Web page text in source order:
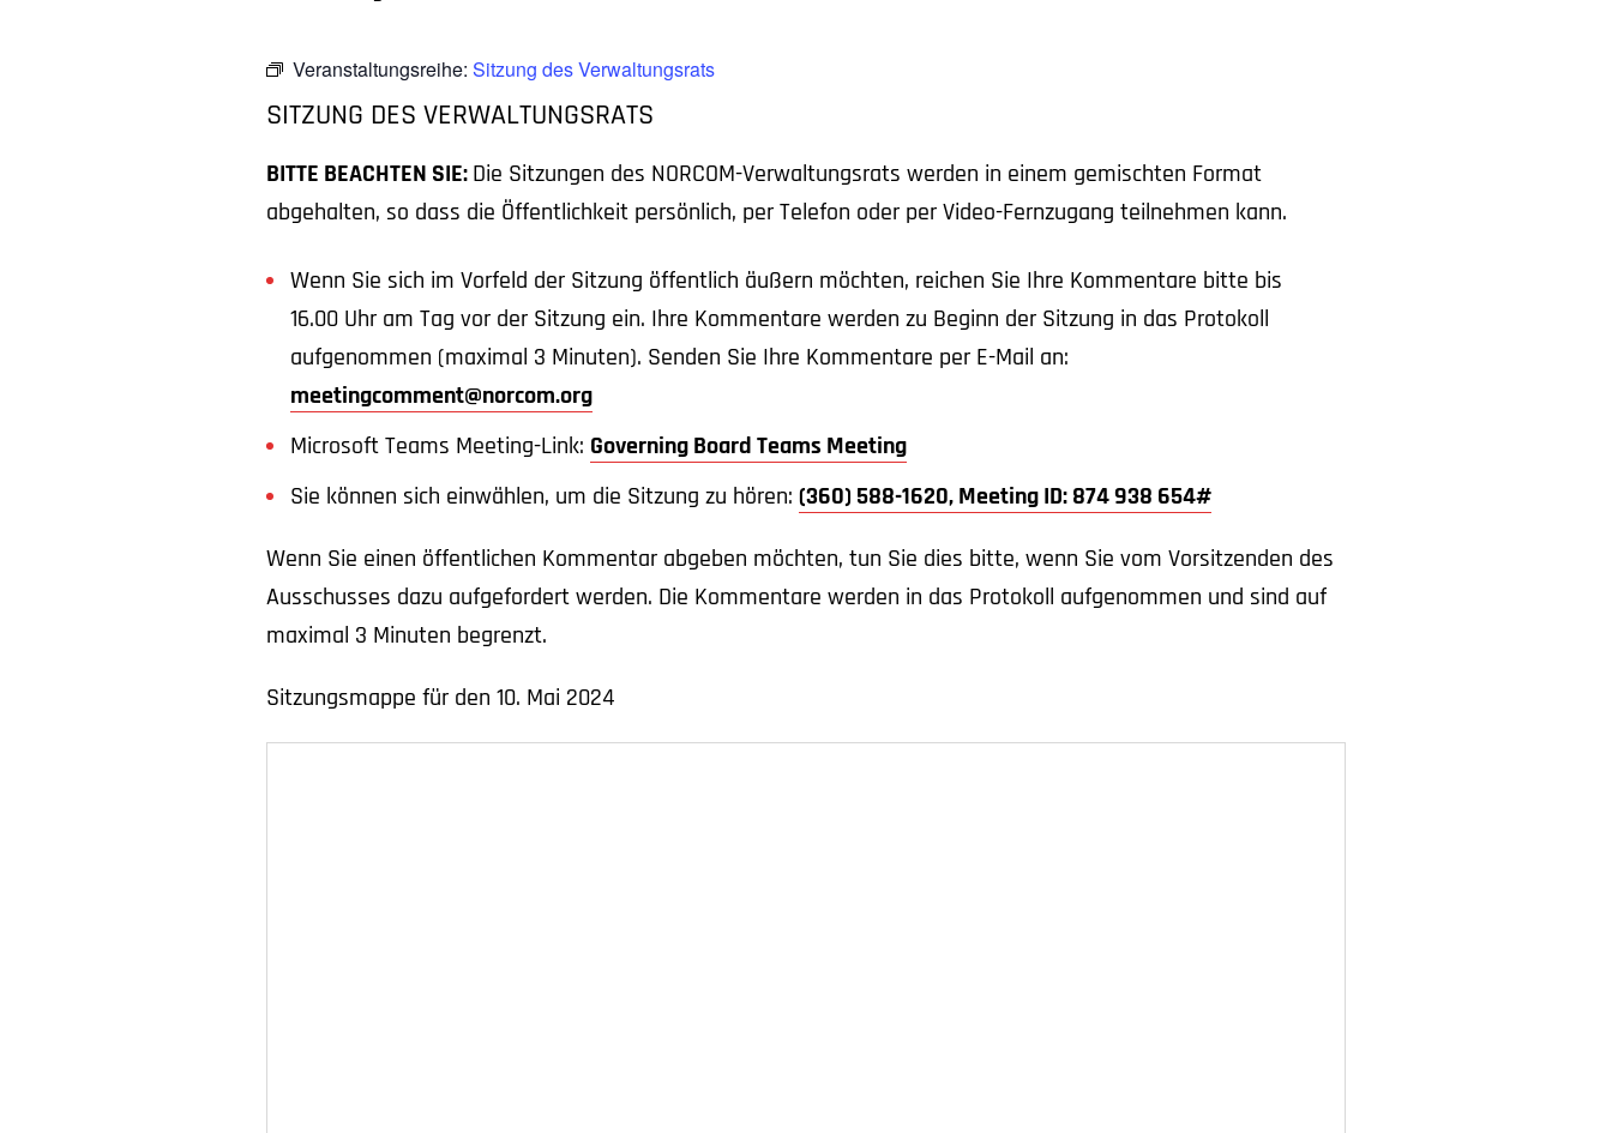
Veranstaltungsreihe: Sitzung des Verwaltungsrats
SITZUNG DES VERWALTUNGSRATS
BITTE BEACHTEN SIE: Die Sitzungen des NORCOM-Verwaltungsrats werden in einem gemischten Format
abgehalten, so dass die Öffentlichkeit persönlich, per Telefon oder per Video-Fernzugang teilnehmen kann.
Wenn Sie sich im Vorfeld der Sitzung öffentlich äußern möchten, reichen Sie Ihre Kommentare bitte bis
16.00 Uhr am Tag vor der Sitzung ein. Ihre Kommentare werden zu Beginn der Sitzung in das Protokoll
aufgenommen (maximal 3 Minuten). Senden Sie Ihre Kommentare per E-Mail an:
meetingcomment@norcom.org
Microsoft Teams Meeting-Link: Governing Board Teams Meeting
Sie können sich einwählen, um die Sitzung zu hören: (360) 588-1620, Meeting ID: 874 938 654#
Wenn Sie einen öffentlichen Kommentar abgeben möchten, tun Sie dies bitte, wenn Sie vom Vorsitzenden des
Ausschusses dazu aufgefordert werden. Die Kommentare werden in das Protokoll aufgenommen und sind auf
maximal 3 Minuten begrenzt.
Sitzungsmappe für den 10. Mai 2024